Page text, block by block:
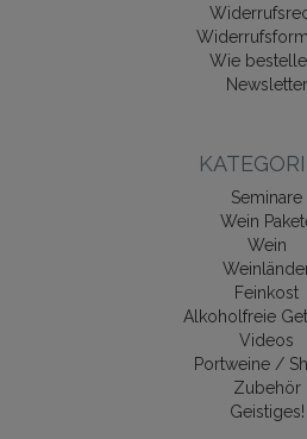
Wie
Newsletter
Seminare
Wein
Wein
Feinkost
Alkoholfreie
Videos
Portweine /
Zubehör
Geistiges!